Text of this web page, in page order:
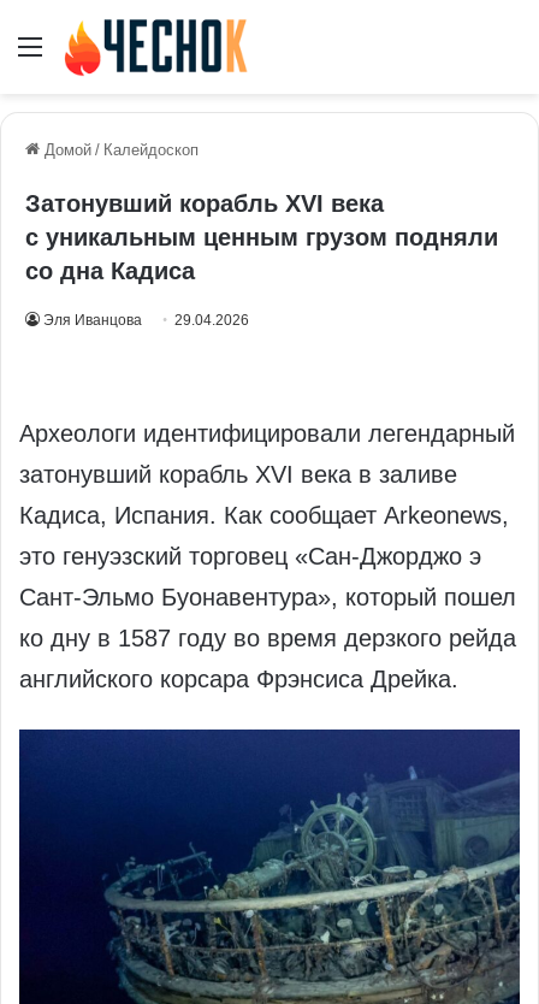
Меню
Домой / Калейдоскоп
Затонувший корабль XVI века
с уникальным ценным грузом подняли
со дна Кадиса
Эля Иванцова 29.04.2026
Археологи идентифицировали легендарный
затонувший корабль XVI века в заливе
Кадиса, Испания. Как сообщает Arkeonews,
это генуэзский торговец «Сан-Джорджо э
Сант-Эльмо Буонавентура», который пошел
ко дну в 1587 году во время дерзкого рейда
английского корсара Фрэнсиса Дрейка.